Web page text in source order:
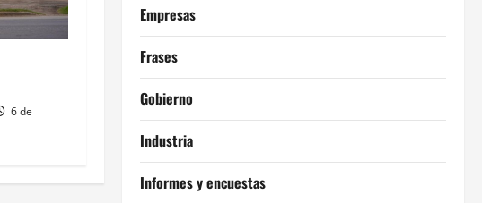
6 de
Empresas
Frases
Gobierno
Industria
Informes y encuestas